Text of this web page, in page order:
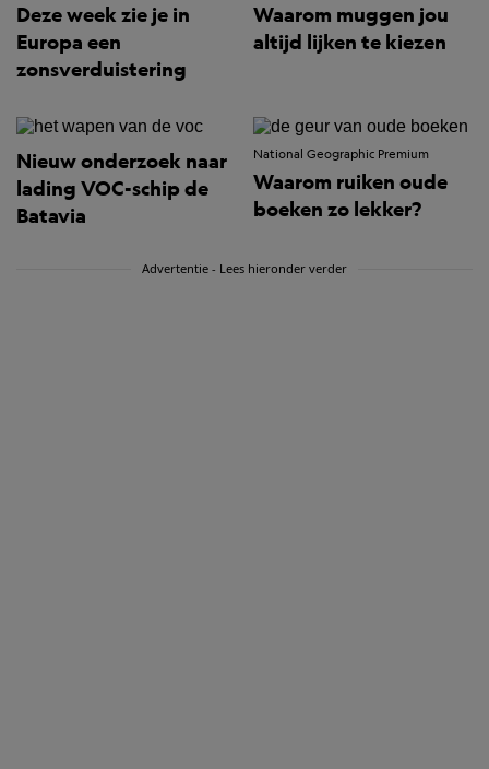
Deze week zie je in
Europa een
zonsverduistering
Waarom muggen jou
altijd lijken te kiezen
Nieuw onderzoek naar
lading VOC-schip de
Batavia
National Geographic Premium
Waarom ruiken oude
boeken zo lekker?
Advertentie - Lees hieronder verder